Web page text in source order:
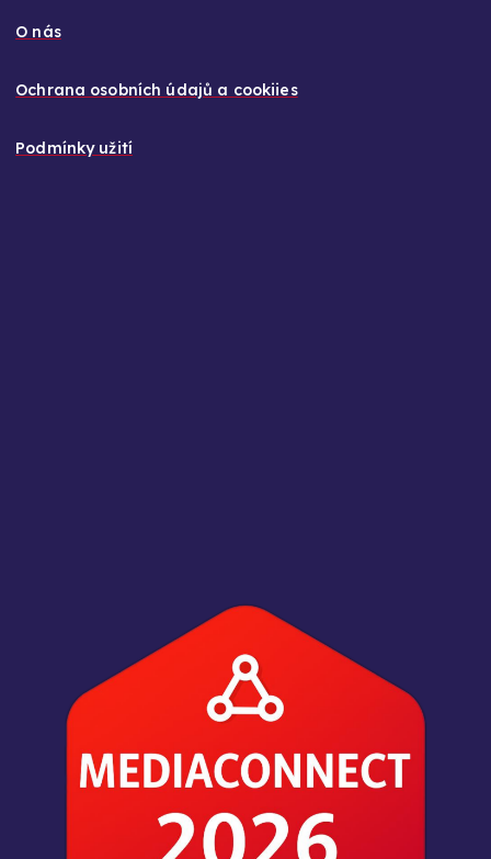
O nás
Ochrana osobních údajů a cookiies
Podmínky užití